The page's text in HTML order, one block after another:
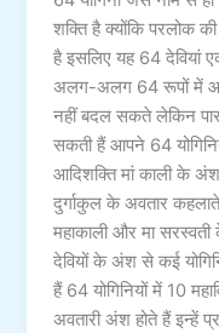
शक्ति है क्योंकि परलोक
है इसलिए यह 64 देवियां
अलग-अलग 64 रूपों में आ
नहीं बदल सकते लेकिन
सकती हैं आपने 64
आदिशक्ति मां काली के अंश
दुर्गाकुल के अवतार कहलाते
महाकाली और मा
देवियों के अंश से कई
हैं 64 योगिनियों में 10
अवतारी अंश होते हैं इन्हें